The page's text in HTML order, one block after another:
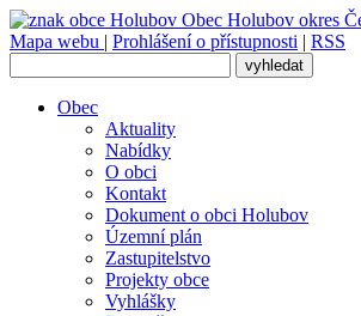
Obec Holubov okres
Mapa webu | Prohlášení o přístupnosti | RSS
Obec
Aktuality
Nabídky
O obci
Kontakt
Dokument o obci Holubov
Územní plán
Zastupitelstvo
Projekty obce
Vyhlášky